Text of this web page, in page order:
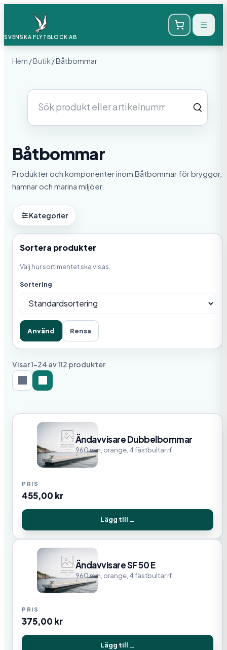
SVENSKA FLYTBLOCK AB
Hem /Butik / Båtbommar
Sök
produkter
Båtbommar
Produkter och komponenter inom Båtbommar för bryggor,
hamnar och marina miljöer.
Kategorier
Sortera produkter
Välj hur sortimentet ska visas.
Sortering
Använd Rensa
Visar 1-24 av 112 produkter
Ändavvisare Dubbelbommar
960 mm, orange, 4 fästbultar rf
455,00 kr
Lägg till
Ändavvisare SF 50 E
960 mm, orange, 4 fästbultar rf
375,00 kr
Lägg till